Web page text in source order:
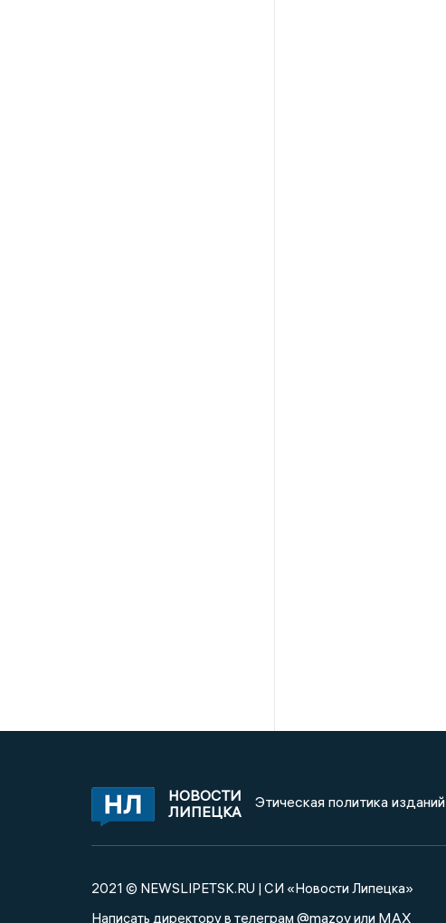
НОВОСТИ
ЛИПЕЦКА
Этическая политика изданий
2021 © NEWSLIPETSK.RU | СИ «Новости Липецка»
Написать директору в телеграм @mazovили MAX